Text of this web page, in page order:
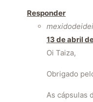
Responder
13 de abril
Oi Taiza,
Obrigado
As cápsulas